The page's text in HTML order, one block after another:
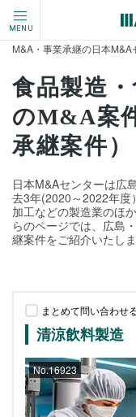
MENU
M&A・事業承継の日本M&A
食品製造
のM&A案
承継案件）
日本M&Aセンターは広
去3年(2020～2022年度
加工などの製造業のほ
らのページでは、広島
継案件をご紹介いたしま
まとめて問い合わせ
清涼飲料製造
No.16923